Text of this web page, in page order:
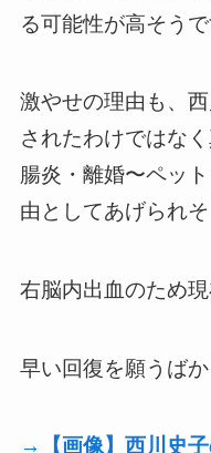
る可能性が高そうで
激やせの理由も、
されたわけではな
腸炎・離婚〜ペッ
由としてあげられそ
右脳内出血のため
早い回復を願うばか
→【画像】西川史